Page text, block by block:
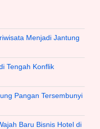
Menjadi Jantung
Tengah Konflik
Pangan Tersembunyi
Baru Bisnis Hotel di